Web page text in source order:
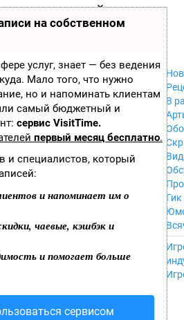
на собственном
услуг, знает — без ведения
Мало того, что нужно
но и напоминать клиентам
самый бюджетный и
сервис VisitTime.
первый месяц бесплатно.
и специалистов, который
и напоминает им о
чаевые, кэшбэк и
и помогает больше
сервисом
ла
ор
ы
Xbox 360
Wii
GameCube
PS
PS2
PS3
Nintendo 64
PSP
iPhone, iPod,
MacOS
NES
Wii U
PS4
В
Гик